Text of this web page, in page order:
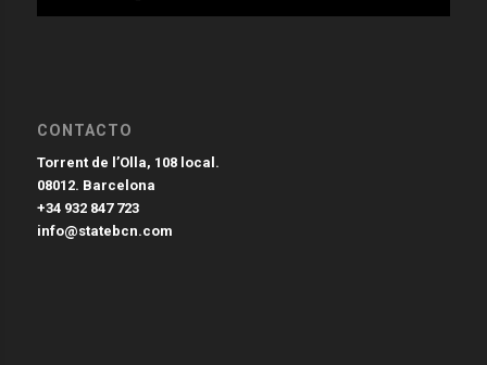
CONTACTO
Torrent de l’Olla, 108 local.
08012. Barcelona
+34 932 847 723
info@statebcn.com